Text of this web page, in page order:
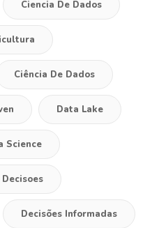
Ciencia De Dados
Ciência De Dados
Data Lake
Science
Decisoes
Decisões Informadas